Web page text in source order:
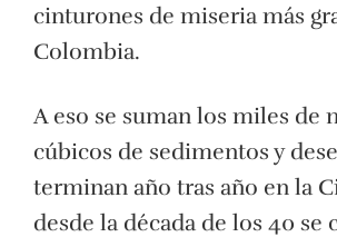
cinturones de miseria más
Colombia.
A eso se suman los miles de
cúbicos de sedimentos y
terminan año tras año en la
desde la década de los 40 se